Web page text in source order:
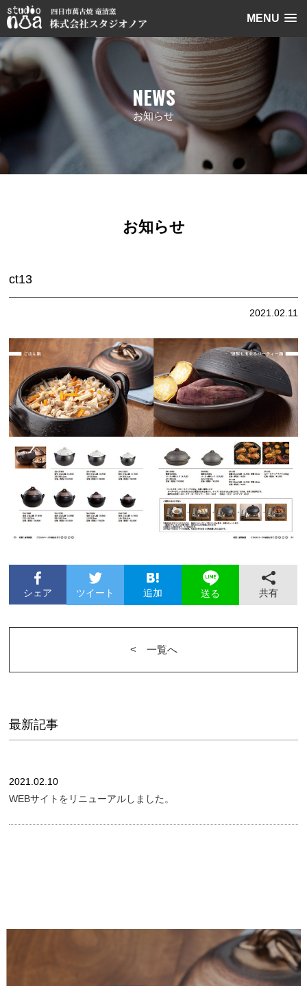
MENU
NEWS
お知らせ
お知らせ
ct13
2021.02.11
シェア ツイート 追加 送る 共有
<︎ 一覧へ
最新記事
2021.02.10
WEBサイトをリニューアルしました。